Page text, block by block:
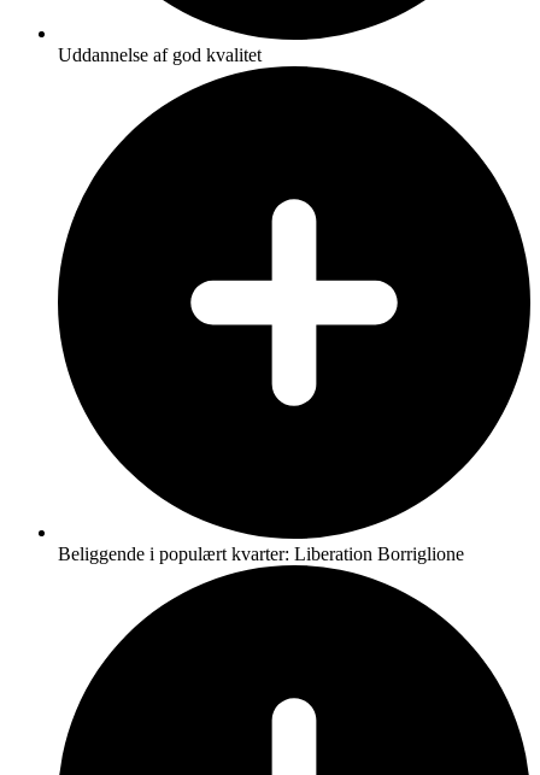
Uddannelse af god kvalitet
Beliggende i populært kvarter: Liberation Borriglione